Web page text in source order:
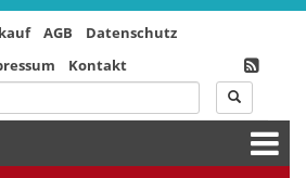
AGB
Datenschutz
Kontakt